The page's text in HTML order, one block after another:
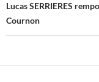
Lucas SERRIERES
Cournon